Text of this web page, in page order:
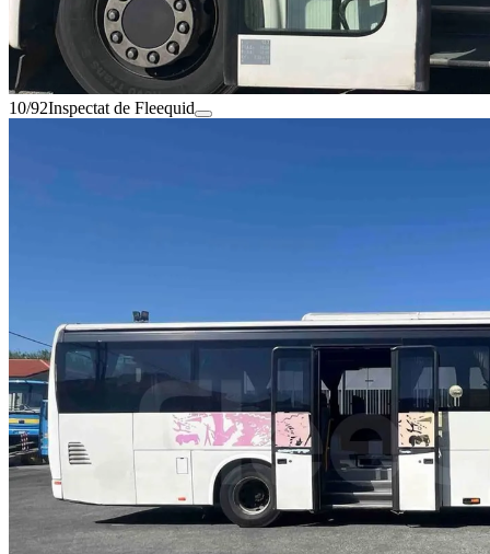
10/92Inspectat de Fleequid